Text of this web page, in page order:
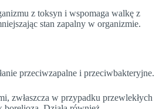
z toksyn i wspomaga walkę z
stan zapalny w organizmie.
przeciwzapalne i przeciwbakteryjne.
zwłaszcza w przypadku przewlekłych